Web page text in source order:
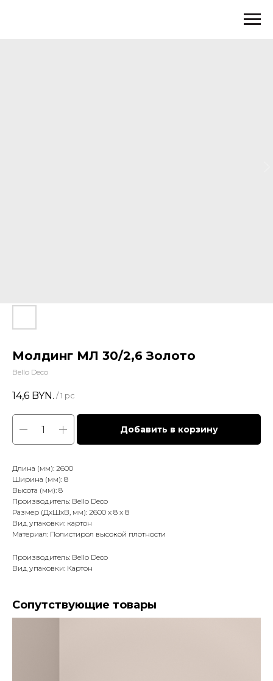
Молдинг МЛ 30/2,6 Золото
Bello Deco
14,6 BYN. / 1 pc
Добавить в корзину
Длина (мм): 2600
Ширина (мм): 8
Высота (мм): 8
Производитель: Bello Deco
Размер (ДхШхВ, мм): 2600 x 8 x 8
Вид упаковки: картон
Материал: Полистирол высокой плотности
Производитель: Bello Deco
Вид упаковки: Картон
Сопутствующие товары